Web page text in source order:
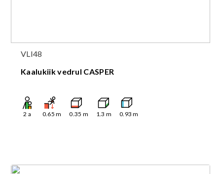
VLI48
Kaalukiik vedrul CASPER
2 a 0.65 m 0.35 m 1.3 m 0.93 m